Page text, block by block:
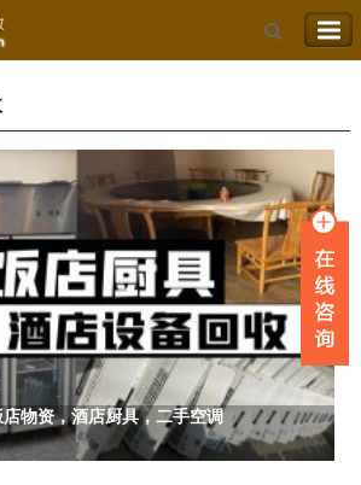
物资，酒店厨具，二手空调